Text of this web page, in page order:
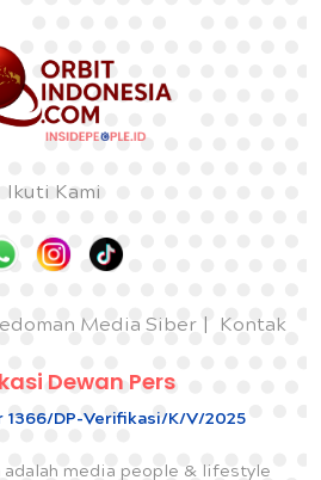
Ikuti Kami
Media Siber Kontak
Dewan Pers
DP-Verifikasi/K/V/2025
adalah media people & lifestyle